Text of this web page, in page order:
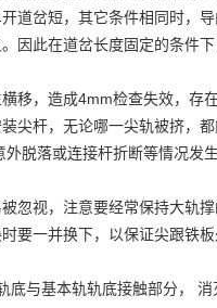
道岔短，其它条件相同时，
因此在道岔长度固定的条件
移，造成4mm检查失效，存
尖杆，无论哪一尖轨被挤，
外脱落或连接杆折断等情况发
忽视，注意要经常保持大轨
要一并换下，以保证尖跟铁
底与基本轨轨底接触部分，